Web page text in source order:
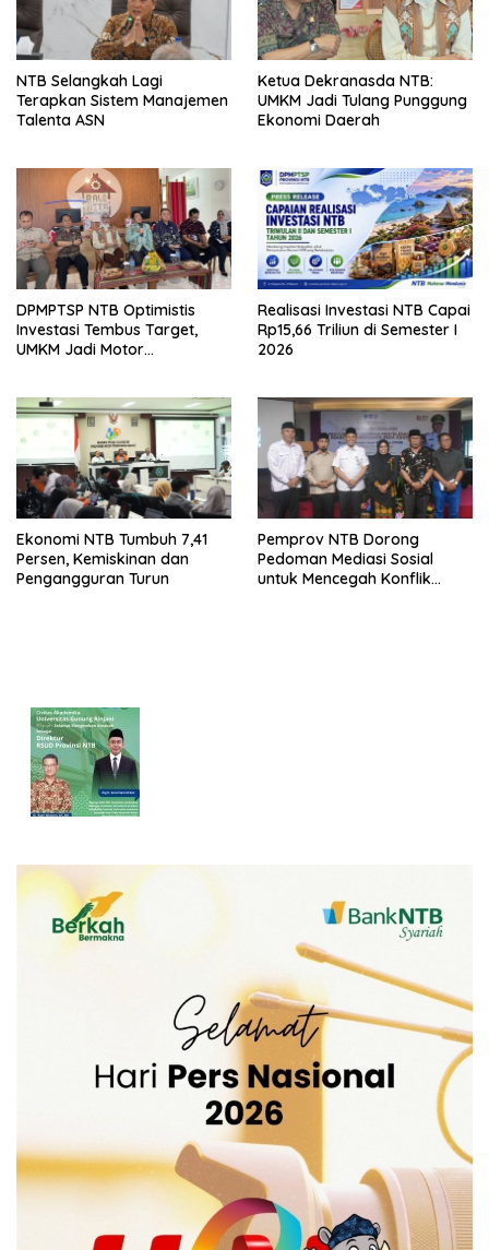
NTB Selangkah Lagi
Terapkan Sistem Manajemen
Talenta ASN
Ketua Dekranasda NTB:
UMKM Jadi Tulang Punggung
Ekonomi Daerah
DPMPTSP NTB Optimistis
Investasi Tembus Target,
UMKM Jadi Motor
Realisasi Investasi NTB Capai
Rp15,66 Triliun di Semester I
2026
Ekonomi NTB Tumbuh 7,41
Persen, Kemiskinan dan
Pengangguran Turun
Pemprov NTB Dorong
Pedoman Mediasi Sosial
untuk Mencegah Konflik